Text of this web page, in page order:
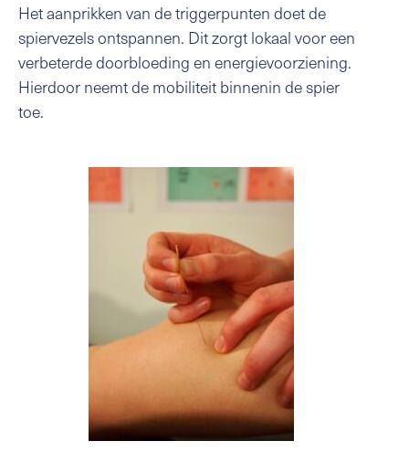
Het aanprikken van de triggerpunten doet de
spiervezels ontspannen. Dit zorgt lokaal voor een
verbeterde doorbloeding en energievoorziening.
Hierdoor neemt de mobiliteit binnenin de spier
toe.